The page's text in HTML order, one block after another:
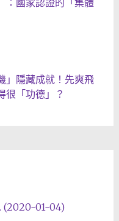
：國家認證的「集體
」隱藏成就！先爽飛
很「功德」？
(2020-01-04)